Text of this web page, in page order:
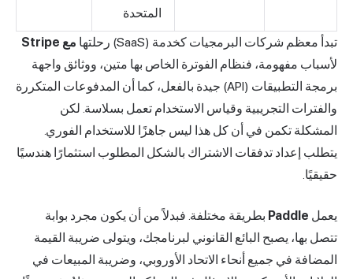
المتحدة
تبدأ معظم شركات البرمجيات كخدمة (SaaS) رحلتها
مع Stripe
لأسباب مفهومة، فنظام الفوترة الخاص بها متين، ووثائق واجهة
برمجة التطبيقات (API) جيدة بالفعل، كما أن المدفوعات المتكررة
والفترات التجريبية وقياس الاستخدام تعمل بسلاسة. لكن
المشكلة تكمن في أن كل هذا ليس جاهزًا للاستخدام الفوري.
يتطلب إعداد تدفقات الاشتراك بالشكل المطلوب استثمارًا هندسيًا
حقيقيًا.
يعمل Paddle بطريقة مختلفة. فبدلاً من أن يكون مجرد بوابة
تتصل بها، يصبح البائع القانوني لبرنامجك، ويتولى ضريبة القيمة
المضافة في جميع أنحاء الاتحاد الأوروبي، وضريبة المبيعات في